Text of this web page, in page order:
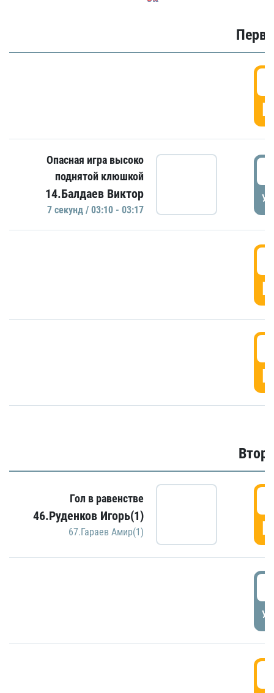
Опасная игра высоко
поднятой клюшкой
14.Балдаев Виктор
7 секунд / 03:10 - 03:17
Гол в равенстве
46.Руденков Игорь(1)
67.Гараев Амир(1)